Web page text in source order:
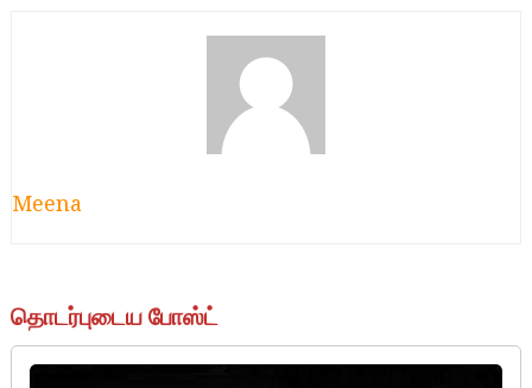
Meena
தொடர்புடைய போஸ்ட்